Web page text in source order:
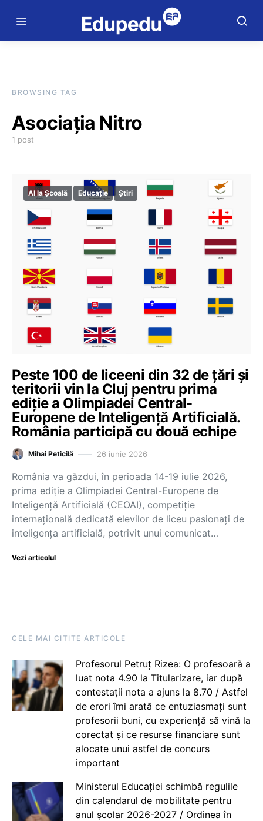
BROWSING TAG
Asociația Nitro
1 post
AI la Școală Educație Știri
Peste 100 de liceeni din 32 de țări și
teritorii vin la Cluj pentru prima
ediție a Olimpiadei Central-
Europene de Inteligență Artificială.
România participă cu două echipe
Mihai Peticilă 26 iunie 2026
România va găzdui, în perioada 14-19 iulie 2026,
prima ediție a Olimpiadei Central-Europene de
Inteligență Artificială (CEOAI), competiție
internațională dedicată elevilor de liceu pasionați de
inteligența artificială, potrivit unui comunicat…
Vezi articolul
CELE MAI CITITE ARTICOLE
Profesorul Petruț Rizea: O profesoară a
luat nota 4.90 la Titularizare, iar după
contestații nota a ajuns la 8.70 / Astfel
de erori îmi arată ce entuziasmați sunt
profesorii buni, cu experiență să vină la
corectat și ce resurse financiare sunt
alocate unui astfel de concurs
important
Ministerul Educației schimbă regulile
din calendarul de mobilitate pentru
anul școlar 2026-2027 / Ordinea în